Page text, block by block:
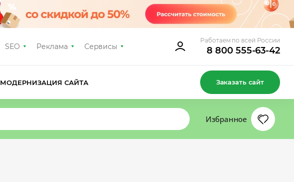
SEO Реклама Сервисы
Работаем по всей России
8 800 555-63-42
МОДЕРНИЗАЦИЯ САЙТА Заказать сайт
Избранное